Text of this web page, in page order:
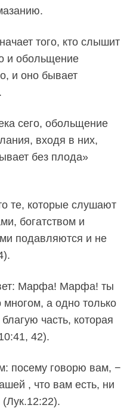
того, кто слышит
и обольщение
и оно бывает
сего, обольщение
входя в них,
без плода»
те, которые слушают
богатством и
подавляются и не
Марфа! Марфа! ты
многом, а одно только
часть, которая
42).
посему говорю вам, −
, что вам есть, ни
(Лук.12:22).